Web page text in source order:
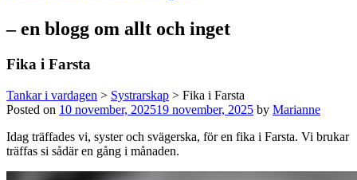
– en blogg om allt och inget
Fika i Farsta
Tankar i vardagen > Systrarskap > Fika i Farsta
Posted on 10 november, 202519 november, 2025 by Marianne
Idag träffades vi, syster och svägerska, för en fika i Farsta. Vi brukar
träffas si sådär en gång i månaden.